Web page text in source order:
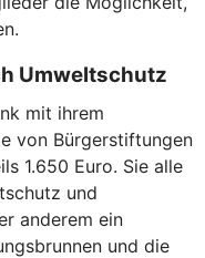
Umweltschutz
mit ihrem
von Bürgerstiftungen
1.650 Euro. Sie alle
und
anderem ein
und die